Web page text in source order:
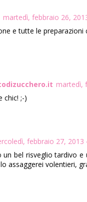
martedì, febbraio 26,
e tutte le
martedì,
chic! ;-)
febbraio 27, 2013
un bel risveglio tardivo
assaggerei volentieri,